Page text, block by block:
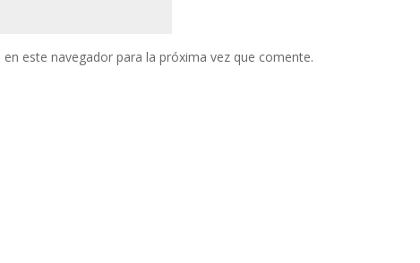
este navegador para la próxima vez que comente.